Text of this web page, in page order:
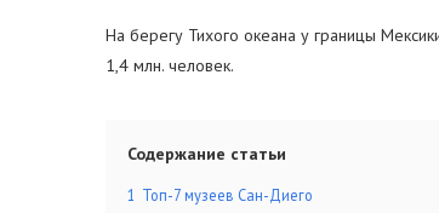
На берегу Тихого океана у границы
1,4 млн. человек.
Содержание статьи
1 Топ-7 музеев Сан-Диего